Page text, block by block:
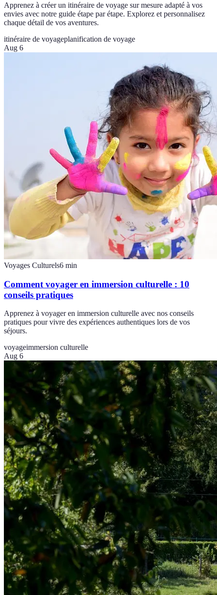
Apprenez à créer un itinéraire de voyage sur mesure adapté à vos
envies avec notre guide étape par étape. Explorez et personnalisez
chaque détail de vos aventures.
itinéraire de voyageplanification de voyage
Aug 6
Voyages Culturels6 min
Comment voyager en immersion culturelle : 10
conseils pratiques
Apprenez à voyager en immersion culturelle avec nos conseils
pratiques pour vivre des expériences authentiques lors de vos
séjours.
voyageimmersion culturelle
Aug 6